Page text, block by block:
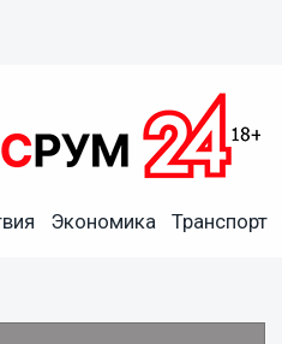
Экономика Транспорт
1,1 млн